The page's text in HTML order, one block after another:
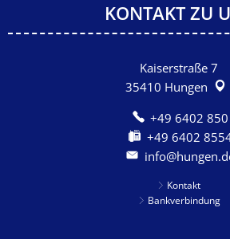
KONTAKT ZU
Kaiserstraße 7
35410 Hungen
+49 6402 850
+49 6402
Kontakt
Bankverbindung